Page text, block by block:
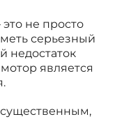
не просто
серьезный
недостаток
является
существенным,